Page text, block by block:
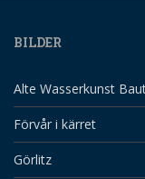
BILDER
Alte Wasserkunst
Förvår i kärret
Görlitz